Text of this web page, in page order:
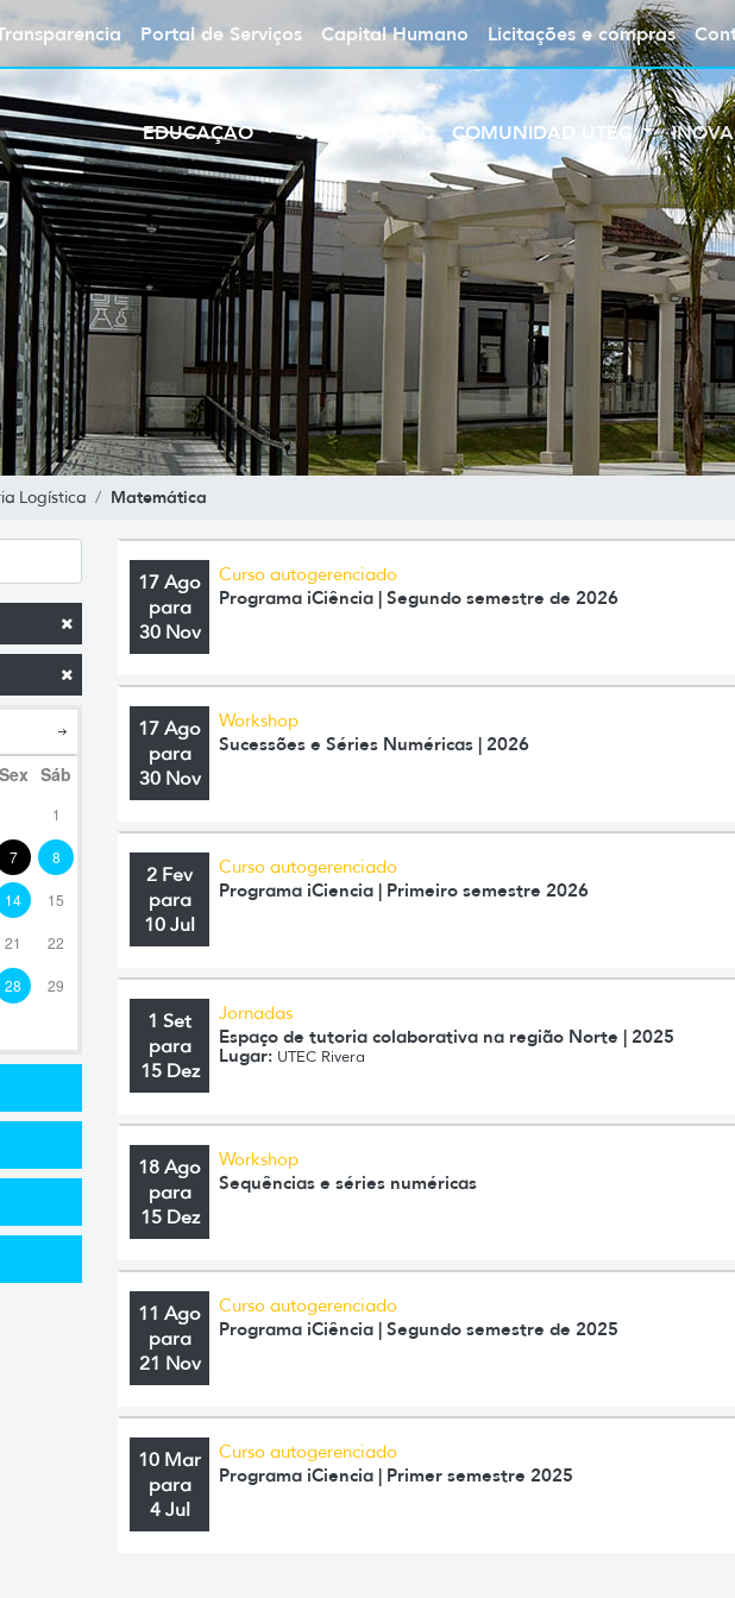
Portal de Serviços Capital Humano Licitações e compras
EDUCAÇÃO SOBRE A UTEC COMUNIDAD UTEC
Logística Matemática
Sex Sáb
1
7 8
14 15
21 22
28 29
17 Ago
para
30 Nov
Curso autogerenciado
Programa iCiência | Segundo semestre de 2026
17 Ago
para
30 Nov
Workshop
Sucessões e Séries Numéricas | 2026
2 Fev
para
10 Jul
Curso autogerenciado
Programa iCiencia | Primeiro semestre 2026
1 Set
para
15 Dez
Jornadas
Espaço de tutoria colaborativa na região Norte | 2025
Lugar: UTEC Rivera
18 Ago
para
15 Dez
Workshop
Sequências e séries numéricas
11 Ago
para
21 Nov
Curso autogerenciado
Programa iCiência | Segundo semestre de 2025
10 Mar
para
4 Jul
Curso autogerenciado
Programa iCiencia | Primer semestre 2025